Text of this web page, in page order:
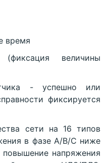
время
величины
- успешно или
фиксируется
сети на 16 типов
в фазе А/В/С ниже
напряжения